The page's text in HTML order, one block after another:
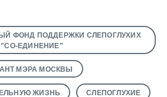
ФОНД ПОДДЕРЖКИ СЛЕПОГЛУХИХ
"СО-ЕДИНЕНИЕ"
МЭРА МОСКВЫ
ЖИЗНЬ СЛЕПОГЛУХИЕ